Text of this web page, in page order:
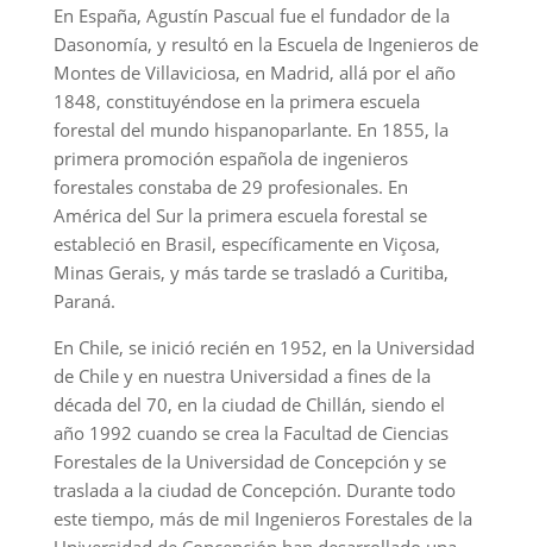
En España, Agustín Pascual fue el fundador de la
Dasonomía, y resultó en la Escuela de Ingenieros de
Montes de Villaviciosa, en Madrid, allá por el año
1848, constituyéndose en la primera escuela
forestal del mundo hispanoparlante. En 1855, la
primera promoción española de ingenieros
forestales constaba de 29 profesionales. En
América del Sur la primera escuela forestal se
estableció en Brasil, específicamente en Viçosa,
Minas Gerais, y más tarde se trasladó a Curitiba,
Paraná.
En Chile, se inició recién en 1952, en la Universidad
de Chile y en nuestra Universidad a fines de la
década del 70, en la ciudad de Chillán, siendo el
año 1992 cuando se crea la Facultad de Ciencias
Forestales de la Universidad de Concepción y se
traslada a la ciudad de Concepción. Durante todo
este tiempo, más de mil Ingenieros Forestales de la